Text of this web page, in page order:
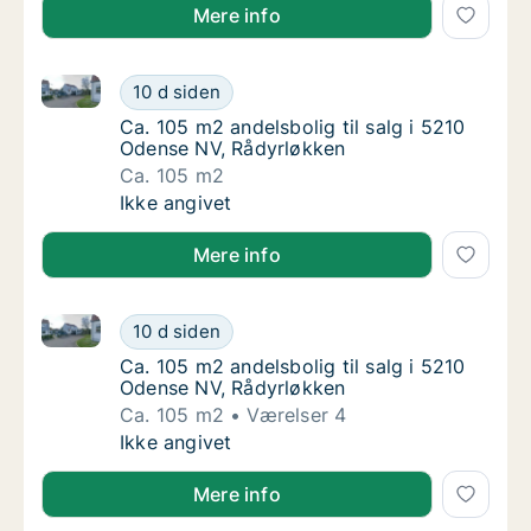
Mere info
Ca. 105 m2 andelsbolig til salg i 5210
10 d siden
Ca. 105 m2 andelsbolig til salg i 5210 Odense NV,
Ca. 105 m2 andelsbolig til salg i 5210
Ca. 105 m2 andelsbolig til salg i 5210
Odense NV, Rådyrløkken
Ca. 105 m2
Ca. 105 m2 andelsbolig til salg i 5210
Ikke angivet
Mere info
Ca. 105 m2 andelsbolig til salg i 5210
10 d siden
Ca. 105 m2 andelsbolig til salg i 5210 Odense NV,
Ca. 105 m2 andelsbolig til salg i 5210
Ca. 105 m2 andelsbolig til salg i 5210
Odense NV, Rådyrløkken
Ca. 105 m2
Værelser 4
Ca. 105 m2 andelsbolig til salg i 5210
Ikke angivet
Mere info